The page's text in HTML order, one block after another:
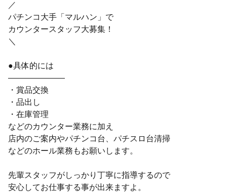
／
パチンコ大手「マルハン」で
カウンタースタッフ大募集！
＼
●具体的には
―――――――
・賞品交換
・品出し
・在庫管理
などのカウンター業務に加え
店内のご案内やパチンコ台、パチスロ台清掃
などのホール業務もお願いします。
先輩スタッフがしっかり丁寧に指導するので
安心してお仕事する事が出来ますよ。